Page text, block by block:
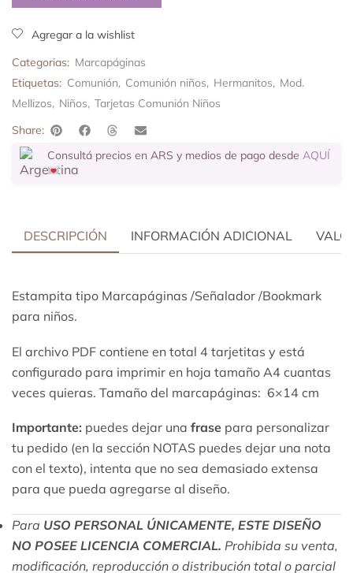
Agregar a la wishlist
Categorias: Marcapáginas
Etiquetas: Comunión, Comunión niños, Hermanitos, Mod.
Mellizos, Niños, Tarjetas Comunión Niños
Share:
Consultá precios en ARS y medios de pago desde AQUÍ
DESCRIPCIÓN INFORMACIÓN ADICIONAL
Estampita tipo Marcapáginas /Señalador /Bookmark
para niños.
El archivo PDF contiene en total 4 tarjetitas y está
configurado para imprimir en hoja tamaño A4 cuantas
veces quieras. Tamaño del marcapáginas: 6×14 cm
Importante: puedes dejar una frase para personalizar
tu pedido (en la sección NOTAS puedes dejar una nota
con el texto), intenta que no sea demasiado extensa
para que pueda agregarse al diseño.
Para USO PERSONAL ÚNICAMENTE, ESTE DISEÑO
NO POSEE LICENCIA COMERCIAL. Prohibida su venta,
modificación, reproducción o distribución total o parcial